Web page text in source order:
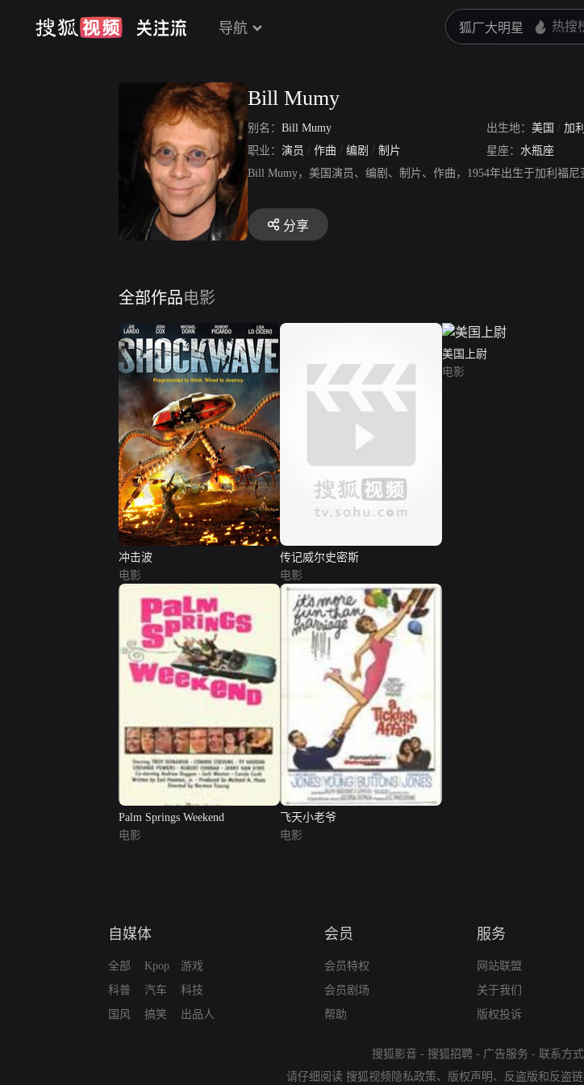
导航
Bill Mumy
别名： Bill Mumy 出生地： 美国 / 加
职业： 演员 / 作曲 / 编剧 / 制片 星座： 水瓶座
Bill Mumy，美国演员、编剧、制片、作曲，1954年出生于加利福
分享
全部作品电影
冲击波
电影
传记威尔史密斯
电影
美国上尉
电影
Palm Springs Weekend
电影
飞天小老爷
电影
自媒体
全部
科普
国风
Kpop
汽车
搞笑
游戏
科技
出品人
会员
会员特权
会员剧场
帮助
服务
网站联盟
关于我们
版权投诉
搜狐影音 - 搜狐招聘 - 广告服务 - 联系方式
请仔细阅读 搜狐视频隐私政策、 版权声明 、 反盗版和反盗